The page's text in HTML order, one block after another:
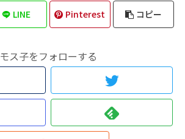
LINE Pinterest コピー
モス子をフォローする